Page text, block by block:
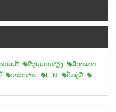
ດສເຕີ້ ສືຮູບແບບສຽງ
ສື່ຮູບແບບ
ວາລະສານ LFN
ປື້ມຄູ່ມື